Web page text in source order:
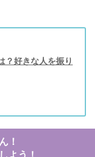
？好きな人を振り
！